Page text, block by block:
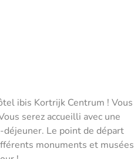
ibis Kortrijk Centrum ! Vous
serez accueilli avec une
Le point de départ
monuments et musées